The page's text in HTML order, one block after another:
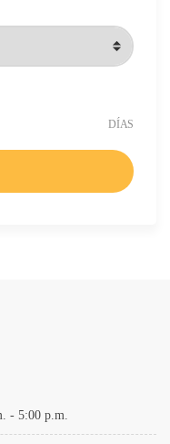
DÍAS
- 5:00 p.m.